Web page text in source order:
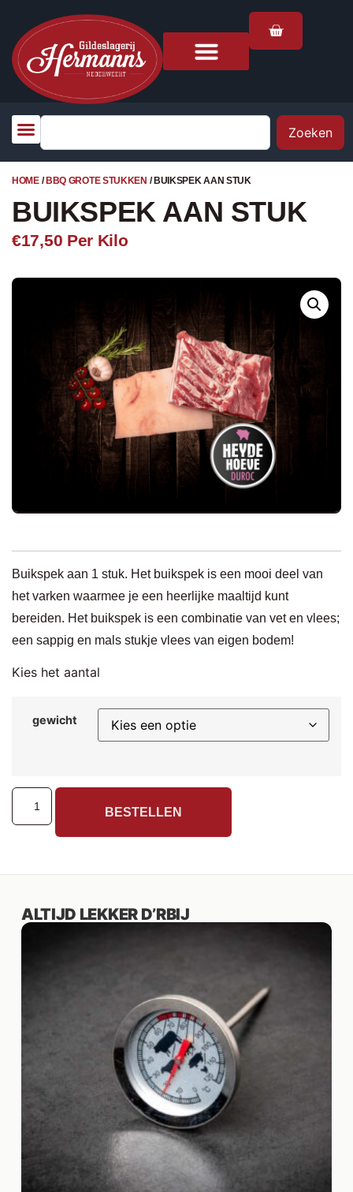
Zoeken
HOME/ BBQ GROTE STUKKEN / BUIKSPEK AAN STUK
BUIKSPEK AAN STUK
€17,50 Per Kilo
Buikspek aan 1 stuk. Het buikspek is een mooi deel van
het varken waarmee je een heerlijke maaltijd kunt
bereiden. Het buikspek is een combinatie van vet en vlees;
een sappig en mals stukje vlees van eigen bodem!
Kies het aantal
gewicht
BESTELLEN
ALTIJD LEKKER D’RBIJ